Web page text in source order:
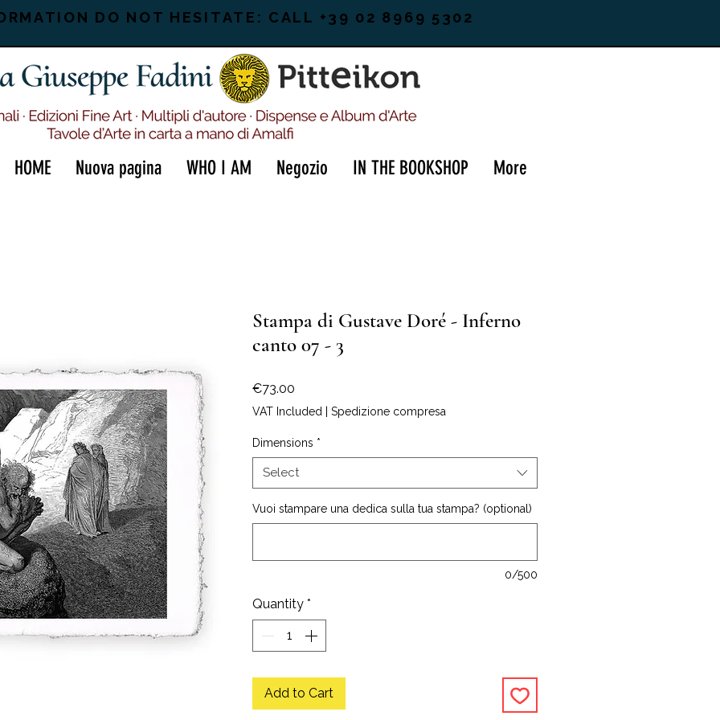
DO NOT HESITATE: CALL +39 02 8969 5302
HOME Nuova pagina WHO I AM Negozio IN THE BOOKSHOP More
Stampa di Gustave Doré - Inferno
canto 07 - 3
€73.00
VAT Included Spedizione compresa
Dimensions *
Select
Vuoi stampare una dedica sulla tua stampa? (optional)
0/500
Quantity *
Add to Cart